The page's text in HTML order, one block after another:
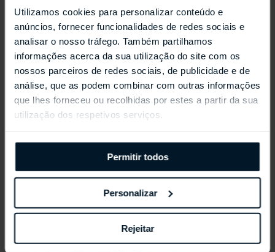
Utilizamos cookies para personalizar conteúdo e
anúncios, fornecer funcionalidades de redes sociais e
analisar o nosso tráfego. Também partilhamos
informações acerca da sua utilização do site com os
nossos parceiros de redes sociais, de publicidade e de
análise, que as podem combinar com outras informações
que lhes forneceu ou recolhidas por estes a partir da sua
utilização dos respetivos serviços.
Permitir todos
Personalizar
Rejeitar